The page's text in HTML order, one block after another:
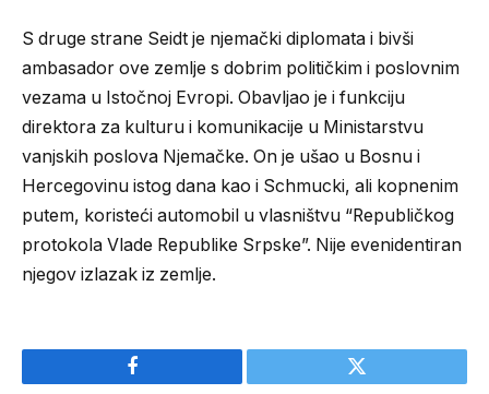
S druge strane Seidt je njemački diplomata i bivši
ambasador ove zemlje s dobrim političkim i poslovnim
vezama u Istočnoj Evropi. Obavljao je i funkciju
direktora za kulturu i komunikacije u Ministarstvu
vanjskih poslova Njemačke. On je ušao u Bosnu i
Hercegovinu istog dana kao i Schmucki, ali kopnenim
putem, koristeći automobil u vlasništvu “Republičkog
protokola Vlade Republike Srpske”. Nije evenidentiran
njegov izlazak iz zemlje.
Facebook Twitter